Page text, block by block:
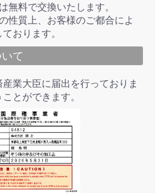
無料で交換いたします。
性質上、お客様のご都合によ
おります。
て
業大臣に届出を行っておりま
とができます。